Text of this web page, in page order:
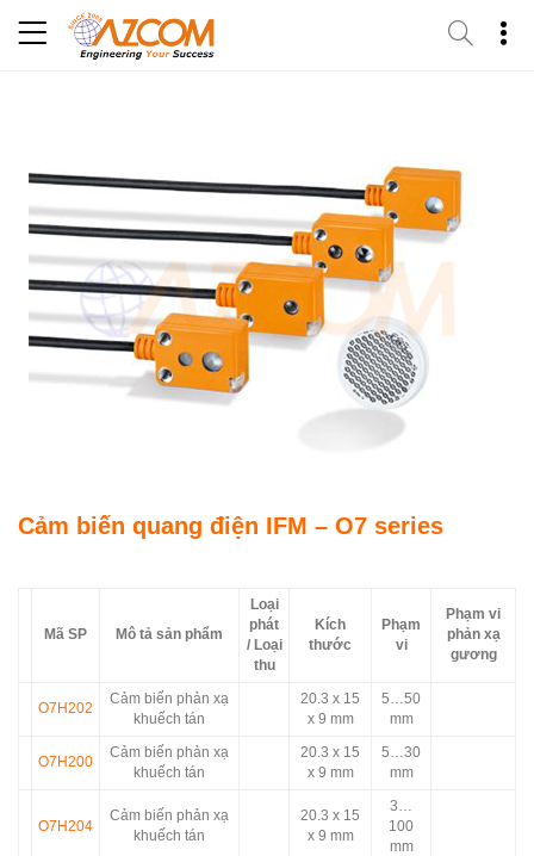
Cảm biến quang điện IFM – O7 series
Mã SP Mô tả sản phẩm
Loại
phát
/ Loại
thu
Kích
thước
Phạm
vi
Phạm vi
phản xạ
gương
O7H202
Cảm biến phản xạ
khuếch tán
20.3 x 15
x 9 mm
5…50
mm
O7H200
Cảm biến phản xạ
khuếch tán
20.3 x 15
x 9 mm
5…30
mm
O7H204
Cảm biến phản xạ
khuếch tán
20.3 x 15
x 9 mm
3…
100
mm